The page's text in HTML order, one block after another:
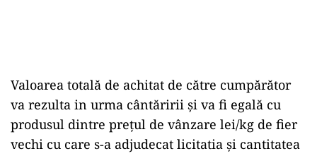
Valoarea totală de achitat de către cumpărător
va rezulta in urma cântăririi și va fi egală cu
produsul dintre preţul de vânzare lei/kg de fier
vechi cu care s-a adjudecat licitatia și cantitatea